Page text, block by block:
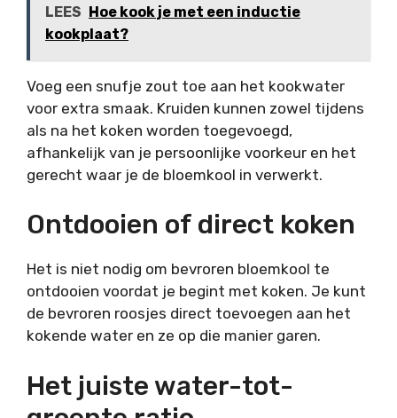
LEES Hoe kook je met een inductie
kookplaat?
Voeg een snufje zout toe aan het kookwater
voor extra smaak. Kruiden kunnen zowel tijdens
als na het koken worden toegevoegd,
afhankelijk van je persoonlijke voorkeur en het
gerecht waar je de bloemkool in verwerkt.
Ontdooien of direct koken
Het is niet nodig om bevroren bloemkool te
ontdooien voordat je begint met koken. Je kunt
de bevroren roosjes direct toevoegen aan het
kokende water en ze op die manier garen.
Het juiste water-tot-